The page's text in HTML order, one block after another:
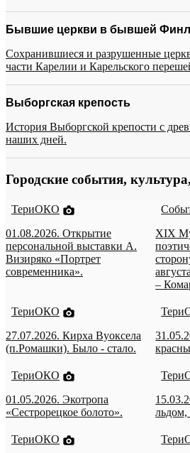
Бывшие церкви в бывшей
Сохранившиеся и разрушенные
части Карелии и Карельского
Выборгская крепость
История Выборгской крепости с
наших дней.
Городские события,
ТериОКО
01.08.2026. Открытие
персональной выставки А.
Визиряко «Портрет
современника».
XIX
–
ТериОКО
27.07.2026. Кирха Вуоксела
(п.Ромашки). Было - стало.
ТериОКО
01.05.2026. Экотропа
«Сестрорецкое болото».
льдом,
ТериОКО